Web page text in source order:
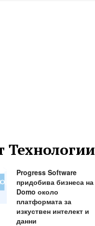
Технологии
Progress Software
придобива бизнеса на
Domo около
платформата за
изкуствен интелект и
данни